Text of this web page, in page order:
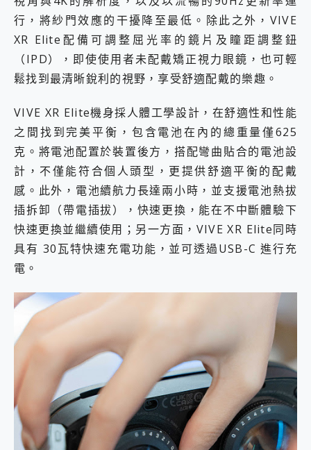
行，將紗門效應的干擾降至最低。除此之外，VIVE
XR Elite配備可調整屈光率的鏡片及瞳距調整鈕
（IPD），即使使用者未配戴矯正視力眼鏡，也可輕
鬆找到最清晰銳利的視野，享受舒適配戴的樂趣。
VIVE XR Elite機身採人體工學設計，在舒適性和性能
之間找到完美平衡，包含電池在內的總重量僅625
克。將電池配置於裝置後方，搭配彎曲貼合的電池設
計，不僅能符合個人頭型，更提供舒適平衡的配戴
感。此外，電池續航力長達兩小時，並支援電池熱拔
插拆卸（帶電插拔），快速更換，能在不中斷體驗下
快速更換並繼續使用；另一方面，VIVE XR Elite同時
具有 30瓦特快速充電功能，並可透過USB-C 進行充
電。